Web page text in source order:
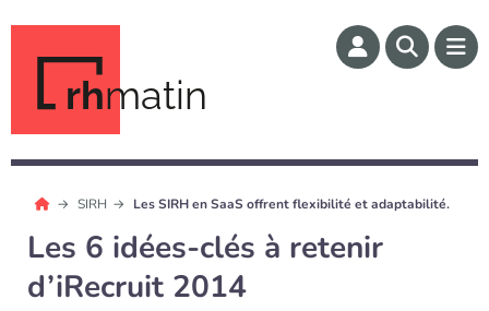
rhmatin
SIRH Les SIRH en SaaS offrent flexibilité et adaptabilité.
Les 6 idées-clés à retenir
d’iRecruit 2014